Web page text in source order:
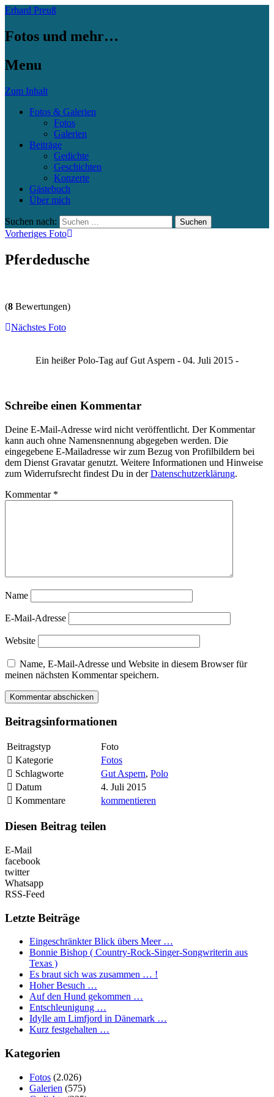
Erhard Preuß
Fotos und mehr…
Menu
Zum Inhalt
Fotos & Galerien
Fotos
Galerien
Beiträge
Gedichte
Geschichten
Konzerte
Gästebuch
Über mich
Suchen nach:
Vorheriges Foto
Pferdedusche
(8 Bewertungen)
Nächstes Foto
Ein heißer Polo-Tag auf Gut Aspern - 04. Juli 2015 -
Schreibe einen Kommentar
Deine E-Mail-Adresse wird nicht veröffentlicht. Der Kommentar
kann auch ohne Namensnennung abgegeben werden. Die
eingegebene E-Mailadresse wir zum Bezug von Profilbildern bei
dem Dienst Gravatar genutzt. Weitere Informationen und Hinweise
zum Widerrufsrecht findest Du in derDatenschutzerklärung.
Kommentar *
Name
E-Mail-Adresse
Website
Name, E-Mail-Adresse und Website in diesem Browser für
meinen nächsten Kommentar speichern.
Beitragsinformationen
Beitragstyp
Foto
Kategorie
Fotos
Schlagworte
Gut Aspern, Polo
Datum
4. Juli 2015
Kommentare
kommentieren
Diesen Beitrag teilen
E-Mail
facebook
twitter
Whatsapp
RSS-Feed
Letzte Beiträge
Eingeschränkter Blick übers Meer …
Bonnie Bishop ( Country-Rock-Singer-Songwriterin aus
Texas )
Es braut sich was zusammen … !
Hoher Besuch …
Auf den Hund gekommen …
Entschleunigung …
Idylle am Limfjord in Dänemark …
Kurz festgehalten …
Kategorien
Fotos (2.026)
Galerien (575)